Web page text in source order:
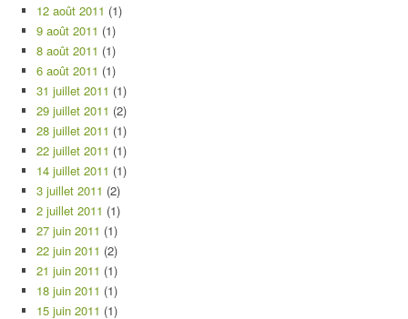
12 août 2011 (1)
9 août 2011 (1)
8 août 2011 (1)
6 août 2011 (1)
31 juillet 2011 (1)
29 juillet 2011 (2)
28 juillet 2011 (1)
22 juillet 2011 (1)
14 juillet 2011 (1)
3 juillet 2011 (2)
2 juillet 2011 (1)
27 juin 2011 (1)
22 juin 2011 (2)
21 juin 2011 (1)
18 juin 2011 (1)
15 juin 2011 (1)